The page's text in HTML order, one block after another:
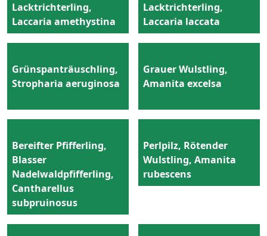
Lacktrichterling,
Laccaria amethystina
Lacktrichterling,
Laccaria laccata
Grünspanträuschling,
Stropharia aeruginosa
Grauer Wulstling,
Amanita excelsa
Bereifter Pfifferling,
Blasser
Nadelwaldpfifferling,
Cantharellus
subpruinosus
Perlpilz, Rötender
Wulstling, Amanita
rubescens